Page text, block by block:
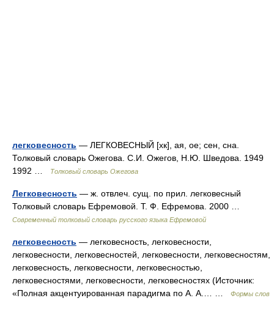
легковесность — ЛЕГКОВЕСНЫЙ [хк], ая, ое; сен, сна.
Толковый словарь Ожегова. С.И. Ожегов, Н.Ю. Шведова. 1949
1992 …
Толковый словарь Ожегова
Легковесность — ж. отвлеч. сущ. по прил. легковесный
Толковый словарь Ефремовой. Т. Ф. Ефремова. 2000 …
Современный толковый словарь русского языка Ефремовой
легковесность — легковесность, легковесности,
легковесности, легковесностей, легковесности, легковесностям,
легковесность, легковесности, легковесностью,
легковесностями, легковесности, легковесностях (Источник:
«Полная акцентуированная парадигма по А. А.… …
Формы слов